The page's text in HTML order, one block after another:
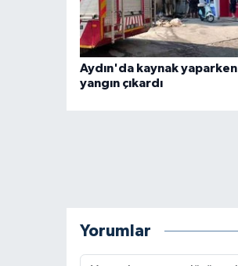
Aydın'da kaynak yaparken
yangın çıkardı
Yorumlar